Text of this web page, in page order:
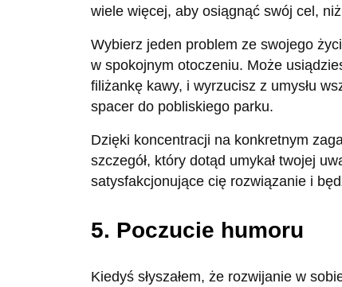
wiele więcej, aby osiągnąć swój cel,
Wybierz jeden problem ze swojego
w spokojnym otoczeniu. Może
filiżankę kawy, i wyrzucisz z umysłu
spacer do pobliskiego parku.
Dzięki koncentracji na konkretnym
szczegół, który dotąd umykał twojej
satysfakcjonujące cię rozwiązanie i
5. Poczucie humoru
Kiedyś słyszałem, że rozwijanie w